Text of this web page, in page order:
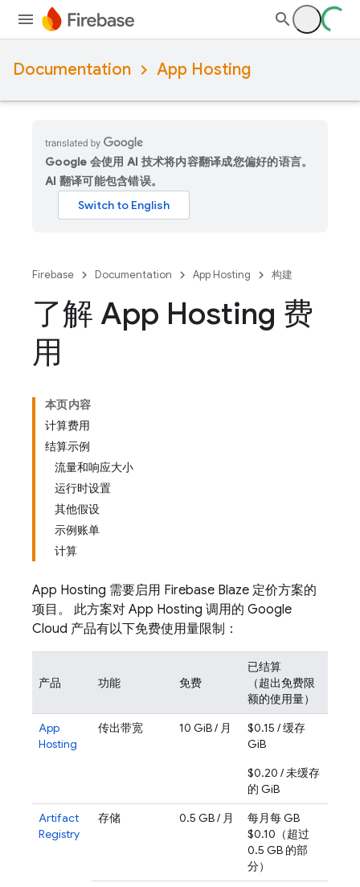
Documentation App Hosting
Google 会使用 AI 技术将内容翻译成您偏好的语言。
AI 翻译可能包含错误。
Firebase Documentation App Hosting 构建
了解 App Hosting 费
用
本页内容
计算费用
结算示例
流量和响应大小
运行时设置
其他假设
示例账单
计算
App Hosting 需要启用 Firebase Blaze 定价方案的
项目。 此方案对 App Hosting 调用的 Google
Cloud 产品有以下免费使用量限制：
产品 功能 免费
已结算
（超出免费限
额的使用量）
App
Hosting
传出带宽 10 GiB / 月
$0.15 / 缓存
GiB
$0.20 / 未缓存
的 GiB
Artifact
Registry
存储 0.5 GB / 月
每月每 GB
$0.10（超过
0.5 GB 的部
分）